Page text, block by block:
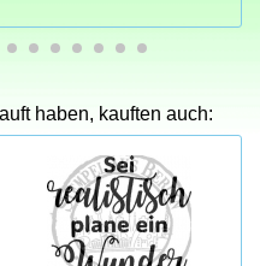
haben, kauften auch: